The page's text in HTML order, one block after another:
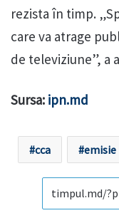
rezista în timp.
care va atrage
de televiziune”, a
Sursa: ipn.md
cca emisie